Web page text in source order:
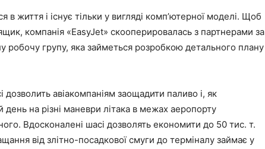
в життя і існує тільки у вигляді комп’ютерної моделі. Щоб
компанія «EasyJet» скооперировалась з партнерами за
робочу групу, яка займеться розробкою детального плану
авіакомпаніям заощадити паливо і, як
день на різні маневри літака в межах аеропорту
Вдосконалені шасі дозволять економити до 50 тис. т.
від злітно-посадкової смуги до терміналу займає у